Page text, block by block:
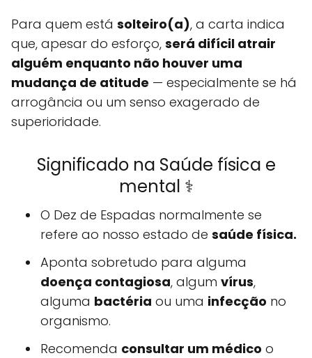
Para quem está solteiro(a), a carta indica
que, apesar do esforço, será difícil atrair
alguém enquanto não houver uma
mudança de atitude — especialmente se há
arrogância ou um senso exagerado de
superioridade.
Significado na Saúde física e
mental ⚕️
O Dez de Espadas normalmente se
refere ao nosso estado de saúde física.
Aponta sobretudo para alguma
doença contagiosa, algum vírus,
alguma bactéria ou uma infecção no
organismo.
Recomenda consultar um médico o